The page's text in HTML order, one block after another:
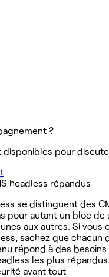
?
disponibles pour
headless répandus
se distinguent des
pour autant un bloc de
aux autres. Si vous
sachez que chacun
répond à des
les plus répandus.
avant tout